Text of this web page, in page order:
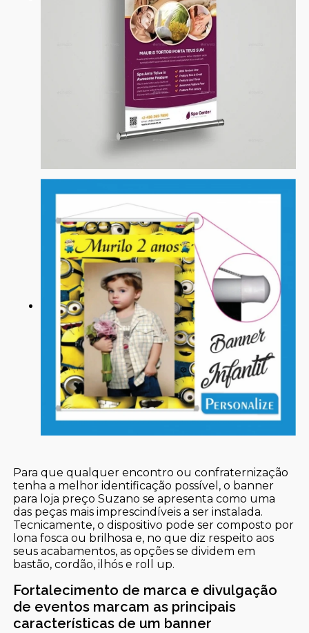
Para que qualquer encontro ou confraternização
tenha a melhor identificação possível, o banner
para loja preço Suzano se apresenta como uma
das peças mais imprescindíveis a ser instalada.
Tecnicamente, o dispositivo pode ser composto por
lona fosca ou brilhosa e, no que diz respeito aos
seus acabamentos, as opções se dividem em
bastão, cordão, ilhós e roll up.
Fortalecimento de marca e divulgação
de eventos marcam as principais
características de um banner